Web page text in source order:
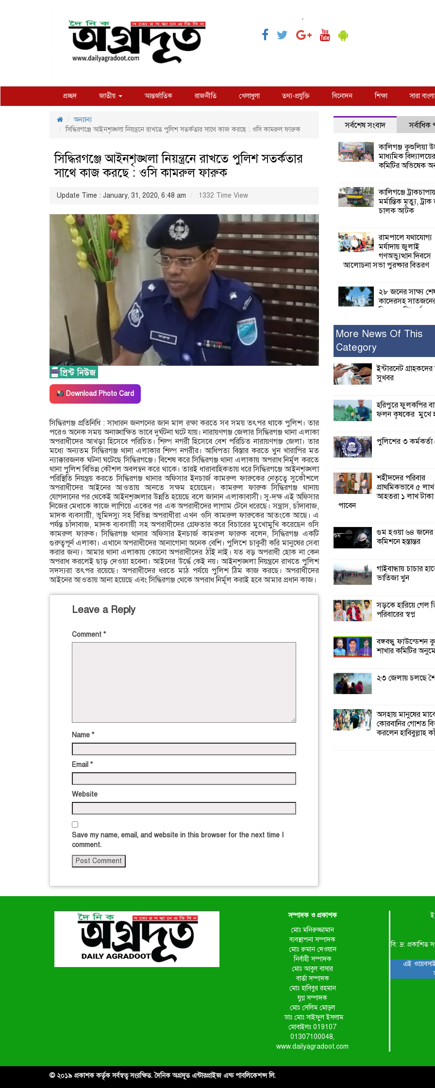
,
প্রচ্ছদ জাতীয় আন্তর্জাতিক রাজনীতি খেলাধুলা তথ্য-প্রযুক্তি বিনোদন শিক্ষা সারা বাংলা
অন্যান্য
সিদ্ধিরগঞ্জে আইনশৃঙ্খলা নিয়ন্ত্রনে রাখতে পুলিশ সতর্কতার সাথে কাজ করছে : ওসি কামরুল ফারুক
সিদ্ধিরগঞ্জে আইনশৃঙ্খলা নিয়ন্ত্রনে রাখতে পুলিশ সতর্কতার
সাথে কাজ করছে : ওসি কামরুল ফারুক
Update Time : January, 31, 2020, 6:48 am 1332 Time View
Download Photo Card
সিদ্ধিরগঞ্জ প্রতিনিধি : সাধারন জনগনের জান মাল রক্ষা করতে সব সময় তৎপর থাকে পুলিশ। তার
পরেও অনেক সময় অনাঙ্খাক্ষিত ভাবে দুর্ঘটনা ঘটে যায়। নারায়ণগঞ্জ জেলার সিদ্ধিরগঞ্জ থানা এলাকা
অপরাধীদের আখড়া হিসেবে পরিচিত। শিল্প নগরী হিসেবে বেশ পরিচিত নারায়ণগঞ্জ জেলা। তার
মধ্যে অন্যতম সিদ্ধিরগঞ্জ থানা এলাকার শিল্প নগরীর। আধিপত্য বিস্তার করতে খুন খারাপির মত
ন্যাক্কারজনক ঘটনা ঘটেছে সিদ্ধিরগঞ্জে। বিশেষ করে সিদ্ধিরগঞ্জ থানা এলাকায় অপরাধ নির্মূল করতে
থানা পুলিশ বিভিন্ন কৌশল অবলম্বন করে থাকে। তারই ধারাবাহিকতায় ধরে সিদ্ধিরগঞ্জে আইনশৃঙ্খলা
পরিস্থিতি নিয়ন্ত্রয় করতে সিদ্ধিরগঞ্জ থানার অফিসার ইনচার্জ কামরুল ফারুকের নেতৃত্বে সুকৌশলে
অপরাধীদের আইনের আওতায় আনতে সক্ষম হয়েছেন। কামরুল ফারুক সিদ্ধিরগঞ্জ থানায়
যোগদানের পর থেকেই আইনশৃঙ্খলার উন্নতি হয়েছে বলে জানান এলাকাবাসী। সু-দক্ষ এই অফিসার
নিজের মেধাকে কাজে লাগিয়ে একের পর এক অপরাধীদের লাগাম টেনে ধরেছে। সন্ত্রাস, চাঁদাবাজ,
মাদক ব্যবসায়ী, ভুমিদস্যু সহ বিভিন্ন অপরাধীরা এখন ওসি কামরুল ফারুকের আতংকে আছে। এ
পর্যন্ত চাঁদাবাজ, মাদক ব্যবসায়ী সহ অপরাধীদের গ্রেফতার করে বিচারের মুখোমুখি করেছেন ওসি
কামরুল ফারুক। সিদ্ধিরগঞ্জ থানার অফিসার ইনচার্জ কামরুল ফারুক বলেন, সিদ্ধিরগঞ্জ একটি
গুরুত্বপূর্ন এলাকা। এখানে অপরাধীদের আনাগোনা অনেক বেশি। পুলিশে চাকুরী করি মানুষের সেবা
করার জন্য। আমার থানা এলাকায় কোনো অপরাধীদের ঠাঁই নাই। যত বড় অপরাধী হোক না কেন
অপরাধ করলেই ছাড় দেওয়া হবেনা। আইনের উর্দ্ধে কেই নয়। আইনশৃঙ্খলা নিয়ন্ত্রনে রাখতে পুলিশ
সদস্যরা তৎপর রয়েছে। অপরাধীদের ধরতে মাঠ পর্যয়ে পুলিশ ঠিম কাজ করছে। অপরাধীদের
আইনের আওতায় আনা হয়েছে এবং সিদ্ধিরগঞ্জ থেকে অপরাধ নির্মূল করাই হবে আমার প্রধান কাজ।
Leave a Reply
Comment *
Name *
Email *
Website
Save my name, email, and website in this browser for the next time I
comment.
সর্বশেষ সংবাদ সর্বাধিক
কালিগঞ্জ কুশুলিয়া
মাধ্যমিক বিদ্যালয়ের
কমিটির অভিষেক
কালিগঞ্জে
মর্মান্তিক মৃত্যু,
চালক আটক
রামপালে যথাযোগ্য
মর্যাদায় জুলাই
গণঅভ্যুত্থান দিবসে
আলোচনা সভা পুরষ্কার বিতরণ
২৮ জনের সাক্ষ্য
কাদেরসহ
বিরুদ্ধে যুক্তিতর্ক
ক্ষতি করেছে
নুরুল হক নুর
দিচ্ছেন, আপনারা
বছরে শহীদদের
করলেন না কেন: শহীদ জিসানের
ইছামতী নদীতে
শ্রীউলা ইউনিয়ন
শ্যামনগরে জলবায়ু
প্রকল্পের
শিখন ও অভিজ্ঞতা বিনিময় সভা
শ্যামনগরে বনবিভাগ
সিএমসির সাথে
মতবিনিময় সভা
More News Of This
Category
ইন্টারনেট
সুখবর
হরিপুরে ফুলকপির
ফলন কৃষকের মুখে
পুলিশের ৩ কর্মকর্তা
শহীদদের পরিবার
প্রাথমিকভাবে ৫
আহতরা ১ লাখ
পাবেন
গুম হওয়া ৬৪ জনের
কমিশনে হস্তান্তর
গাইবান্ধায় চাচার
ভাতিজা খুন
সড়কে হারিয়ে গেল
পরিবারের স্বপ্ন
বঙ্গবন্ধু ফাউন্ডেশন
শাখার কমিটির
২৩ জেলায় চলছে
অসহায় মানুষের
কোরবানির গোশত
করলেন হাবিবুল্লাহ
সম্পাদক ও প্রকাশক
মোঃ মনিরুজ্জামান
ব্যবস্থাপনা সম্পাদক
মোঃ রুমান দেওয়ান
নির্বাহী সম্পাদক
মোঃ আবুল বাসার
বার্তা সম্পাদক
মোঃ হাবিবুর রহমান
যুগ্ন সম্পাদক
মোঃ সেলিম মোড়ল
ডাঃ মোঃ সাইফুল ইসলাম
মোবাইলঃ 019107
01307100048,
www.dailyagradoot.com
বি: দ্র:
এই
© ২০১৯ প্রকাশক কর্তৃক সর্বস্বত্ব সংরক্ষিত. দৈনিক অগ্রদূত এন্টারপ্রাইজ এন্ড পাবলিকেশন্স লি.